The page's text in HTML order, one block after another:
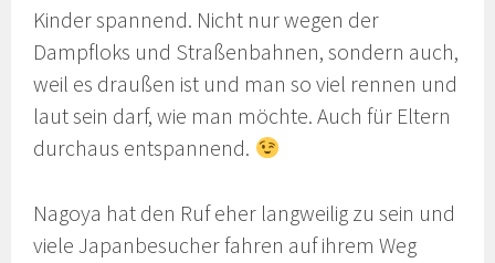
Kinder spannend. Nicht nur wegen der
Dampfloks und Straßenbahnen, sondern auch,
weil es draußen ist und man so viel rennen und
laut sein darf, wie man möchte. Auch für Eltern
durchaus entspannend.
Nagoya hat den Ruf eher langweilig zu sein und
viele Japanbesucher fahren auf ihrem Weg